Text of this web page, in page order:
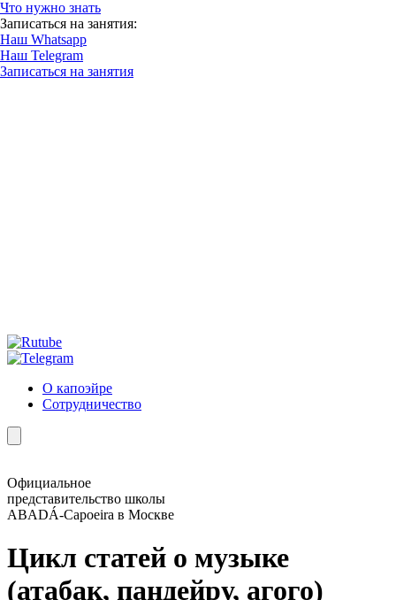
Что нужно знать
Записаться на занятия:
Наш Whatsapp
Наш Telegram
Записаться на занятия
О капоэйре
Сотрудничество
Официальное
представительство школы
ABADÁ-Capoeira в Москве
Цикл статей о музыке
(атабак, пандейру, агого)